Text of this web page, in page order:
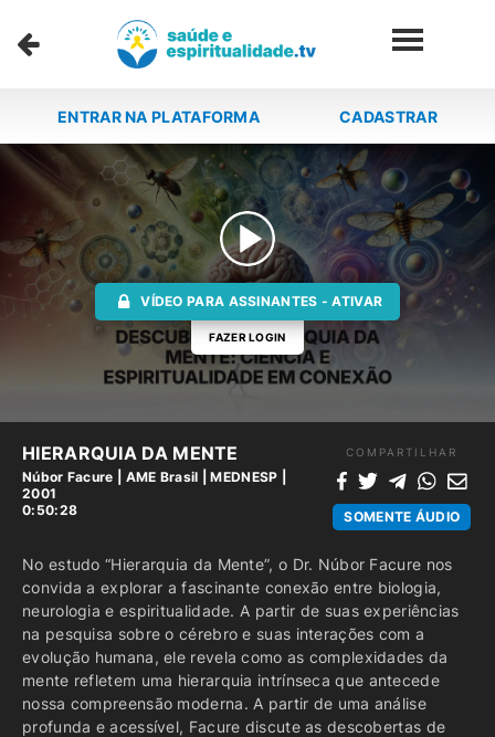
ENTRAR NA PLATAFORMA CADASTRAR
VÍDEO PARA ASSINANTES - ATIVAR
FAZER LOGIN
HIERARQUIA DA MENTE
Núbor Facure AME Brasil |MEDNESP |
2001
0:50:28
COMPARTILHAR
SOMENTE ÁUDIO
No estudo “Hierarquia da Mente”, o Dr. Núbor Facure nos
convida a explorar a fascinante conexão entre biologia,
neurologia e espiritualidade. A partir de suas experiências
na pesquisa sobre o cérebro e suas interações com a
evolução humana, ele revela como as complexidades da
mente refletem uma hierarquia intrínseca que antecede
nossa compreensão moderna. A partir de uma análise
profunda e acessível, Facure discute as descobertas de